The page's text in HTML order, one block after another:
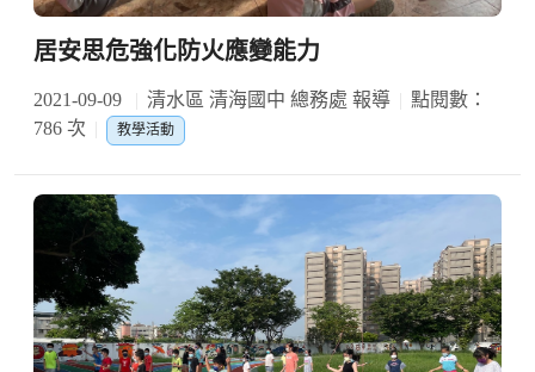
居安思危強化防火應變能力
2021-09-09 清水區 清海國中 總務處 報導
點閱數：
786 次
教學活動